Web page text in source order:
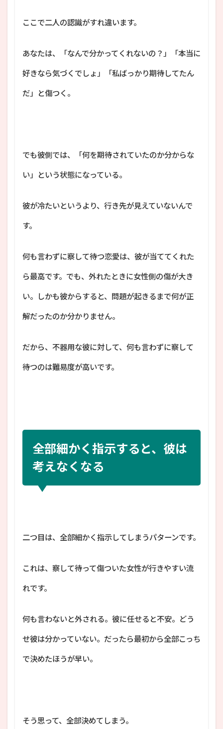
ここで二人の認識がすれ違います。
あなたは、「なんで分かってくれないの？」「本当に
好きなら気づくでしょ」「私ばっかり期待してたん
だ」と傷つく。
でも彼側では、「何を期待されていたのか分からな
い」という状態になっている。
彼が冷たいというより、行き先が見えていないんで
す。
何も言わずに察して待つ恋愛は、彼が当ててくれた
ら最高です。でも、外れたときに女性側の傷が大き
い。しかも彼からすると、問題が起きるまで何が正
解だったのか分かりません。
だから、不器用な彼に対して、何も言わずに察して
待つのは難易度が高いです。
全部細かく指示すると、彼は
考えなくなる
二つ目は、全部細かく指示してしまうパターンです。
これは、察して待って傷ついた女性が行きやすい流
れです。
何も言わないと外される。彼に任せると不安。どう
せ彼は分かっていない。だったら最初から全部こっち
で決めたほうが早い。
そう思って、全部決めてしまう。